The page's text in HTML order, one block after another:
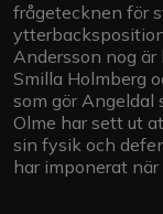
frågetecknen för
Andersson nog
Smilla Holmberg
som gör Angeldal
Olme har sett ut
sin fysik och
har imponerat